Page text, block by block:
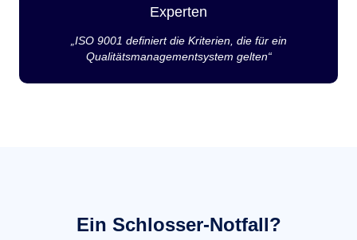
Experten
„ISO 9001 definiert die Kriterien, die für ein
Qualitätsmanagementsystem gelten“
Ein Schlosser-Notfall?